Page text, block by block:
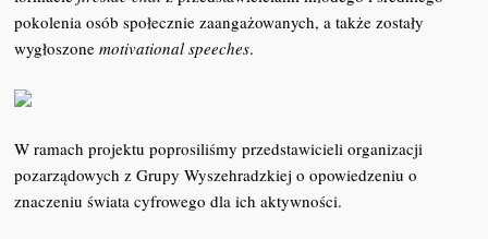
pokolenia osób społecznie zaangażowanych, a także zostały
wygłoszonemotivational speeches.
W ramach projektu poprosiliśmy przedstawicieli organizacji
pozarządowych z Grupy Wyszehradzkiej o opowiedzeniu o
znaczeniu świata cyfrowego dla ich aktywności.